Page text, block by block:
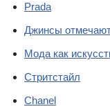
Prada
Джинсы
Мода как
Стритстайл
Chanel